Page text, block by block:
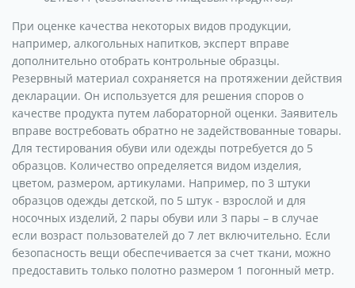
При оценке качества некоторых видов продукции,
например, алкогольных напитков, эксперт вправе
дополнительно отобрать контрольные образцы.
Резервный материал сохраняется на протяжении действия
декларации. Он используется для решения споров о
качестве продукта путем лабораторной оценки. Заявитель
вправе востребовать обратно не задействованные товары.
Для тестирования обуви или одежды потребуется до 5
образцов. Количество определяется видом изделия,
цветом, размером, артикулами. Например, по 3 штуки
образцов одежды детской, по 5 штук - взрослой и для
носочных изделий, 2 пары обуви или 3 пары – в случае
если возраст пользователей до 7 лет включительно. Если
безопасность вещи обеспечивается за счет ткани, можно
предоставить только полотно размером 1 погонный метр.